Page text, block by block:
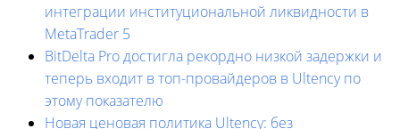
интеграции институциональной ликвидности в
MetaTrader 5
BitDelta Pro достигла рекордно низкой задержки и
теперь входит в топ-провайдеров в Ultency по
этому показателю
Новая ценовая политика Ultency: без